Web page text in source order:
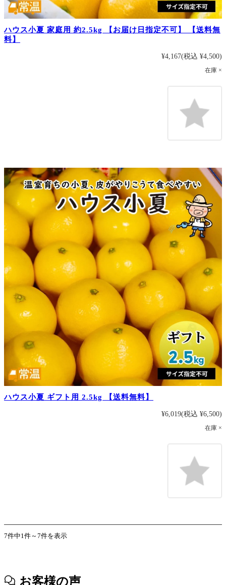
ハウス小夏 家庭用 約2.5kg 【お届け日指定不可】 【送料無
料】
¥4,167(税込 ¥4,500)
在庫 ×
ハウス小夏 ギフト用 2.5kg 【送料無料】
¥6,019(税込 ¥6,500)
在庫 ×
7件中1件～7件を表示
お客様の声